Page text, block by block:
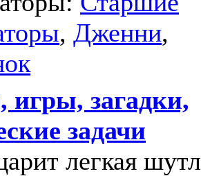
, Дженни,
загадки,
задачи
легкая